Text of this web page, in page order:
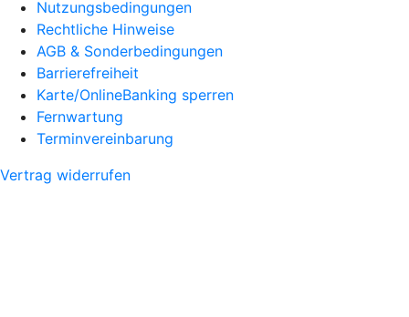
Nutzungsbedingungen
Rechtliche Hinweise
AGB & Sonderbedingungen
Barrierefreiheit
Karte/OnlineBanking sperren
Fernwartung
Terminvereinbarung
Vertrag widerrufen